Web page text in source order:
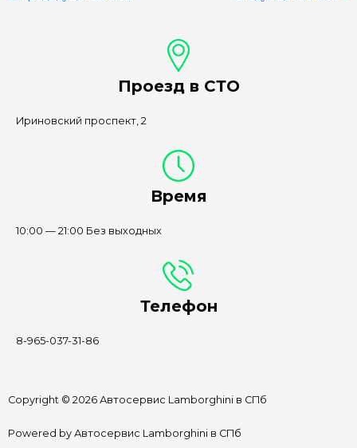
Проезд в СТО
Ириновский проспект, 2
Время
10:00 — 21:00 Без выходных
Телефон
8-965-037-31-86
Copyright © 2026 Автосервис Lamborghini в СПб
Powered by Автосервис Lamborghini в СПб